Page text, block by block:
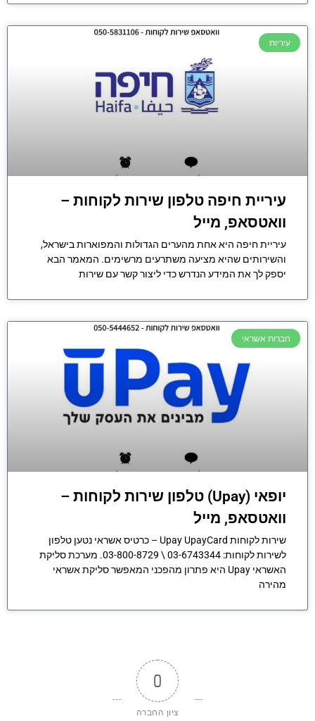
עיריות
עיריית חיפה טלפון שירות לקוחות –
וואטסאפ, מייל
עיריית חיפה היא אחת מהערים הגדולות והמפוארות בישראל,
והשירותים שהיא מציעה משתרעים מרשימים. המאמר הבא
יספק לך את המידע הנדרש כדי ליצור קשר עם שירות
חברות אשראי
יופאי (Upay) טלפון שירות לקוחות –
וואטסאפ, מייל
שירות לקוחות Upay UpayCard – כרטיס אשראי נטען טלפון
לשירות לקוחות: 03-6743344 \ 03-800-8729. מערכת סליקת
האשראי Upay היא פתרון מהפכני המאפשר סליקת אשראי
מהירה
0
ציון החברה